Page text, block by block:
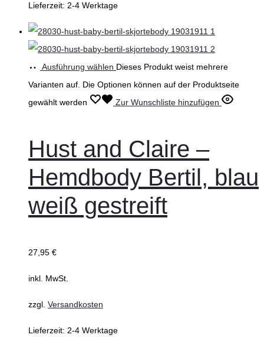
Lieferzeit: 2-4 Werktage
Ausführung wählen Dieses Produkt weist mehrere
Varianten auf. Die Optionen können auf der Produktseite
gewählt werden
Zur Wunschliste hinzufügen
Hust and Claire –
Hemdbody Bertil, blau
weiß gestreift
27,95 €
inkl. MwSt.
zzgl. Versandkosten
Lieferzeit: 2-4 Werktage